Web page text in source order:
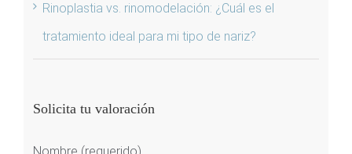
Rinoplastia vs. rinomodelación: ¿Cuál es el
tratamiento ideal para mi tipo de nariz?
Solicita tu valoración